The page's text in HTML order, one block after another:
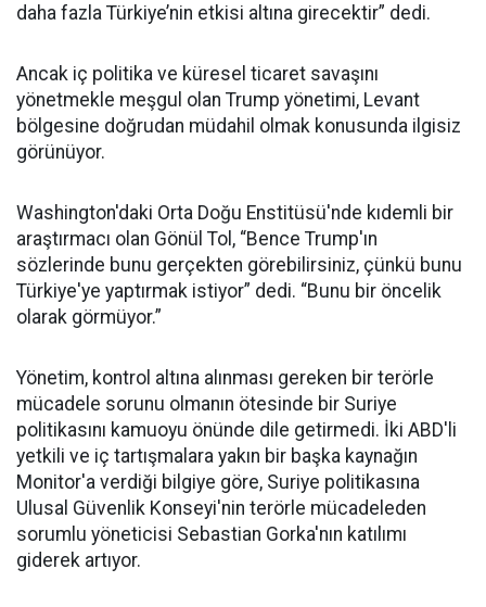
daha fazla Türkiye’nin etkisi altına girecektir” dedi.
Ancak iç politika ve küresel ticaret savaşını
yönetmekle meşgul olan Trump yönetimi, Levant
bölgesine doğrudan müdahil olmak konusunda ilgisiz
görünüyor.
Washington'daki Orta Doğu Enstitüsü'nde kıdemli bir
araştırmacı olan Gönül Tol, “Bence Trump'ın
sözlerinde bunu gerçekten görebilirsiniz, çünkü bunu
Türkiye'ye yaptırmak istiyor” dedi. “Bunu bir öncelik
olarak görmüyor.”
Yönetim, kontrol altına alınması gereken bir terörle
mücadele sorunu olmanın ötesinde bir Suriye
politikasını kamuoyu önünde dile getirmedi. İki ABD'li
yetkili ve iç tartışmalara yakın bir başka kaynağın
Monitor'a verdiği bilgiye göre, Suriye politikasına
Ulusal Güvenlik Konseyi'nin terörle mücadeleden
sorumlu yöneticisi Sebastian Gorka'nın katılımı
giderek artıyor.